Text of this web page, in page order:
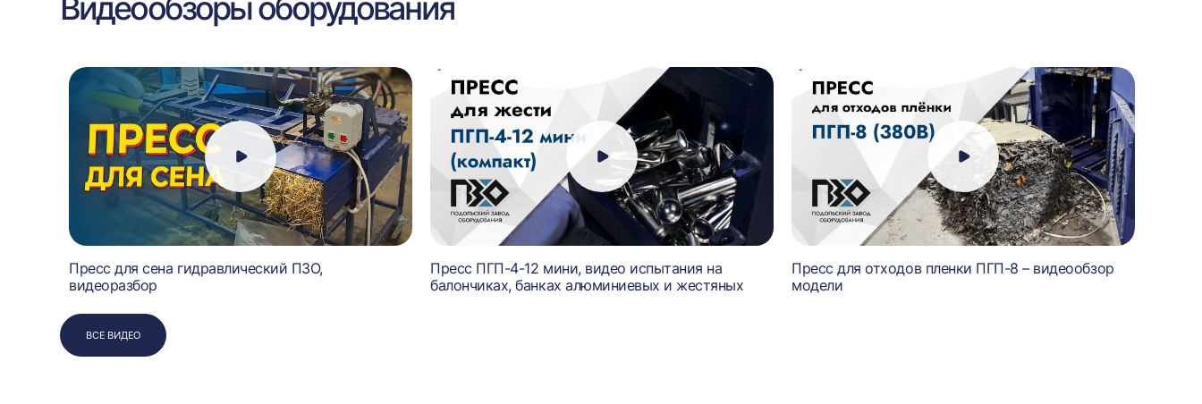
Видеообзоры оборудования
Пресс для сена гидравлический ПЗО,
видеоразбор
Пресс ПГП-4-12 мини, видео испытания на
балончиках, банках алюминиевых и жестяных
Пресс для отходов пленки ПГП-8 – видеообзор
модели
ВСЕ ВИДЕО